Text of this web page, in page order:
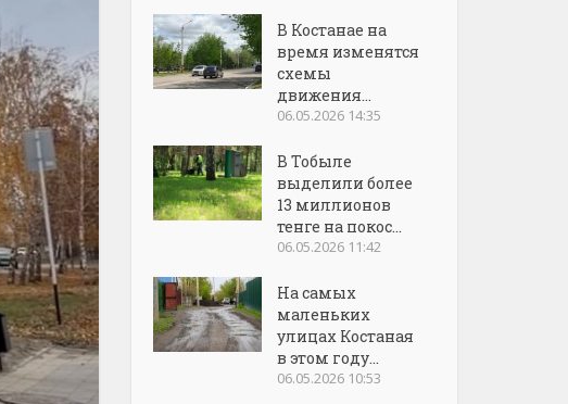
В Костанае на
время изменятся
схемы
движения...
06.05.2026 14:35
В Тобыле
выделили более
13 миллионов
тенге на покос...
06.05.2026 11:42
На самых
маленьких
улицах Костаная
в этом году...
06.05.2026 10:53